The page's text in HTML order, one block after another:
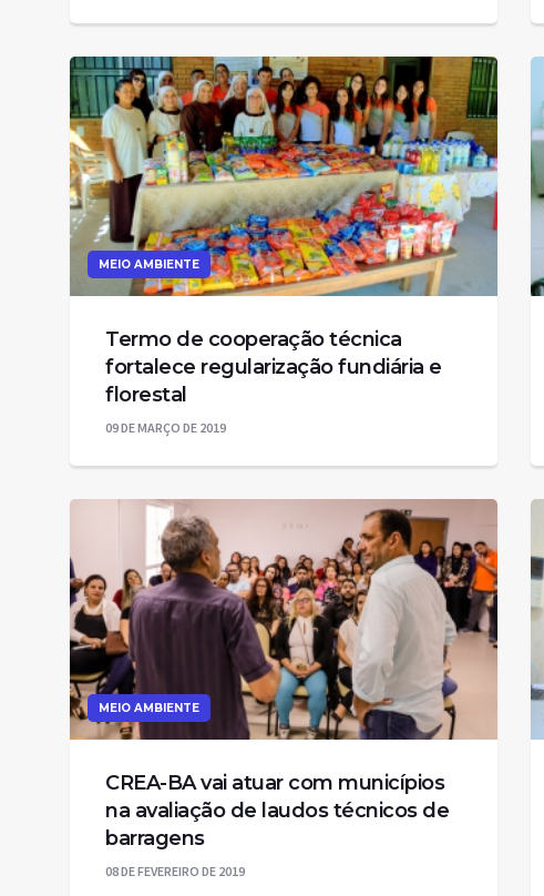
MEIO AMBIENTE
Termo de cooperação técnica
fortalece regularização fundiária e
florestal
09 DE MARÇO DE 2019
MEIO AMBIENTE
CREA-BA vai atuar com municípios
na avaliação de laudos técnicos de
barragens
08 DE FEVEREIRO DE 2019